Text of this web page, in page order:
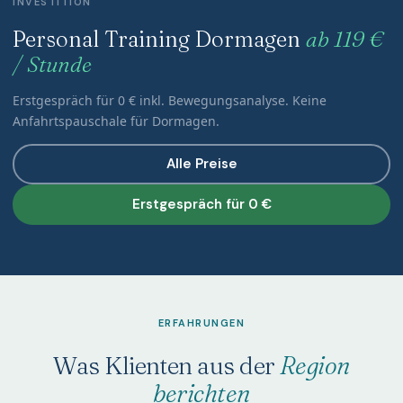
Personal Training Dormagen ab 119 €
/ Stunde
Erstgespräch für 0 € inkl. Bewegungsanalyse. Keine
Anfahrtspauschale für Dormagen.
Alle Preise
Erstgespräch für 0 €
ERFAHRUNGEN
Was Klienten aus derRegion
berichten